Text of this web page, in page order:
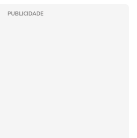
PUBLICIDADE